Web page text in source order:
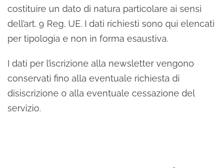
costituire un dato di natura particolare ai sensi
dell’art. 9 Reg, UE. I dati richiesti sono qui elencati
per tipologia e non in forma esaustiva.
I dati per l’iscrizione alla newsletter vengono
conservati fino alla eventuale richiesta di
disiscrizione o alla eventuale cessazione del
servizio.